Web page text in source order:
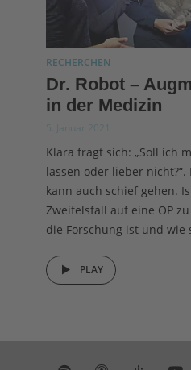
RECHERCHEN
Dr. Robot –
in der Medizin
5. Januar 2021
Klara fragt sich: „Soll ich
lassen oder lieber nicht?“.
kann auch schief gehen.
Zweifelsfall auf eine OP
die Forschung ist und wie
PLAY